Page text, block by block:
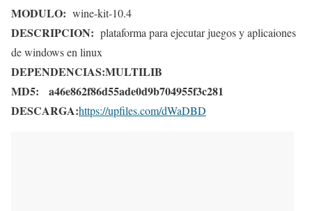
MODULO: wine-kit-10.4
DESCRIPCION: plataforma para ejecutar juegos y aplicaiones
de windows en linux
DEPENDENCIAS:MULTILIB
MD5: a46e862f86d55ade0d9b704955f3c281
DESCARGA:https://upfiles.com/dWaDBD